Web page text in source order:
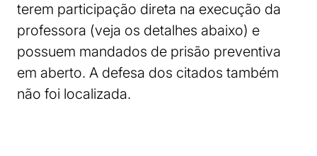
terem participação direta na execução da
professora (veja os detalhes abaixo) e
possuem mandados de prisão preventiva
em aberto. A defesa dos citados também
não foi localizada.